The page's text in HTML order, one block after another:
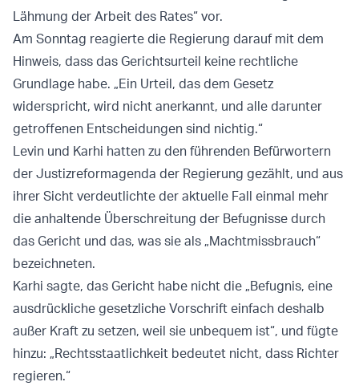
Lähmung der Arbeit des Rates“ vor.
Am Sonntag reagierte die Regierung darauf mit dem
Hinweis, dass das Gerichtsurteil keine rechtliche
Grundlage habe. „Ein Urteil, das dem Gesetz
widerspricht, wird nicht anerkannt, und alle darunter
getroffenen Entscheidungen sind nichtig.“
Levin und Karhi hatten zu den führenden Befürwortern
der Justizreformagenda der Regierung gezählt, und aus
ihrer Sicht verdeutlichte der aktuelle Fall einmal mehr
die anhaltende Überschreitung der Befugnisse durch
das Gericht und das, was sie als „Machtmissbrauch“
bezeichneten.
Karhi sagte, das Gericht habe nicht die „Befugnis, eine
ausdrückliche gesetzliche Vorschrift einfach deshalb
außer Kraft zu setzen, weil sie unbequem ist“, und fügte
hinzu: „Rechtsstaatlichkeit bedeutet nicht, dass Richter
regieren.“